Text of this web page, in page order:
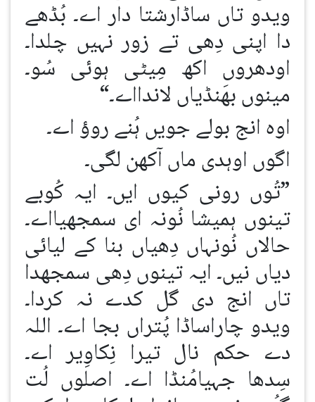
ویدو تاں ساڈارشتا دار اے۔ بُڈھے
دا اپنی دِھی تے زور نہیں چلدا۔
اودھروں اکھ مِیٹی ہوئی سُو۔
مینوں بھَنڈیاں لاندااے۔“
اوہ انج بولے جویں ہُنے روؤ اے۔
اگوں اوہدی ماں آکھن لگی۔
”تُوں رونی کیوں ایں۔ ایہ کُوبے
تینوں ہمیشا نُونہ ای سمجھیااے۔
حالاں نُونہاں دِھیاں بنا کے لیائی
دیاں نیں۔ ایہ تینوں دِھی سمجھدا
تاں انج دی گل کدے نہ کردا۔
ویدو چاراساڈا پُتراں بجا اے۔ اللہ
دے حکم نال تیرا نِکاوِیر اے۔
سِدھا جہیامُنڈا اے۔ اصلوں لُت